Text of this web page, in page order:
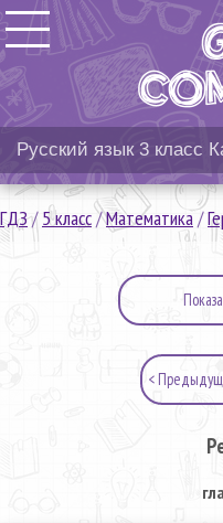
ГДЗ/5 класс/Математика/
<